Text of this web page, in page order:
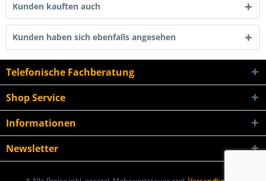
Kunden kauften auch
Kunden haben sich ebenfalls angesehen
Telefonische Fachberatung
Shop Service
Informationen
Newsletter